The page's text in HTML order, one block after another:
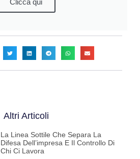
Clicca qui
Altri Articoli
La Linea Sottile Che Separa La
Difesa Dell’impresa E Il Controllo Di
Chi Ci Lavora